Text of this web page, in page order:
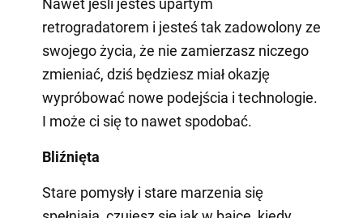
retrogradatorem i jesteś tak zadowolony ze
swojego życia, że nie zamierzasz niczego
zmieniać, dziś będziesz miał okazję
wypróbować nowe podejścia i technologie.
I może ci się to nawet spodobać.
Bliźnięta
Stare pomysły i stare marzenia się